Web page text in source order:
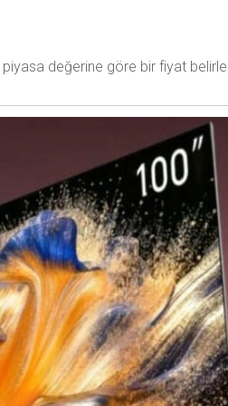
değerine göre bir fiyat